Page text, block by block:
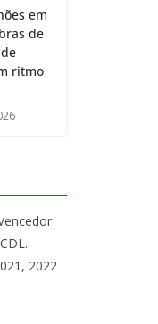
em
de
ritmo
2022